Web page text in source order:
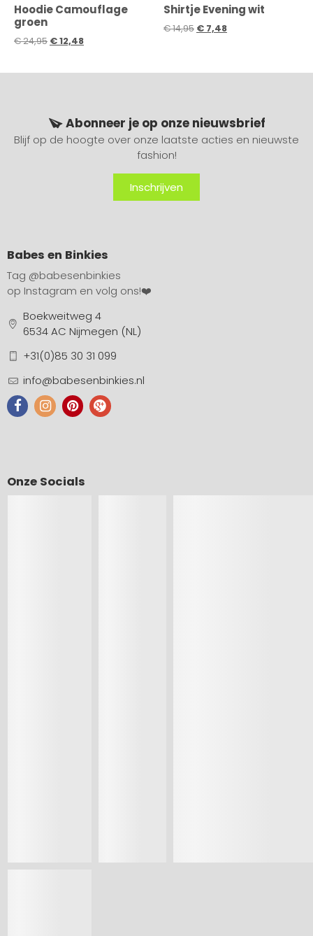
Hoodie Camouflage
groen
€24,95 €12,48
Shirtje Evening wit
€14,95 € 7,48
Abonneer je op onze nieuwsbrief
Blijf op de hoogte over onze laatste acties en nieuwste
fashion!
Inschrijven
Babes en Binkies
Tag @babesenbinkies
op Instagram en volg ons!❤️
Boekweitweg 4
6534 AC Nijmegen (NL)
+31(0)85 30 31 099
info@babesenbinkies.nl
Onze Socials